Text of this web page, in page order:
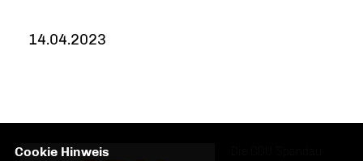
14.04.2023
Cookie Hinweis